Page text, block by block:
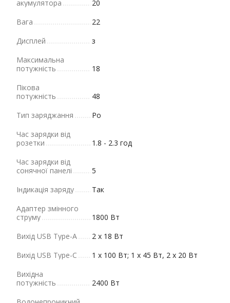
акумулятора
20
Вага
22
Дисплей
з
Максимальна
потужність
18
Пікова
потужність
48
Тип заряджання
Po
Час зарядки від
розетки
1.8 - 2.3 год
Час зарядки від
сонячної панелі
5
Індикація заряду
Так
Адаптер змінного
струму
1800 Вт
Вихід USB Type-A
2 х 18 Вт
Вихід USB Type-C
1 х 100 Вт; 1 x 45 Вт, 2 х 20 Вт
Вихідна
потужність
2400 Вт